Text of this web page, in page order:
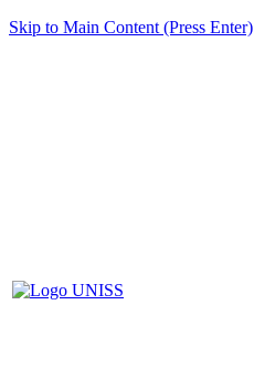
Skip to Main Content (Press Enter)